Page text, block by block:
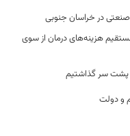
صنعتی در خراسان جنوبی
هزینه‌های درمان از سوی
پشت سر گذاشتیم
و دولت